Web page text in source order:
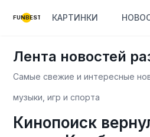
FUNBEST КАРТИНКИ
Лента новостей
Самые свежие и интересные
музыки, игр и спорта
Кинопоиск